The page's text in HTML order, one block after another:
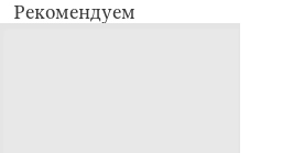
Рекомендуем